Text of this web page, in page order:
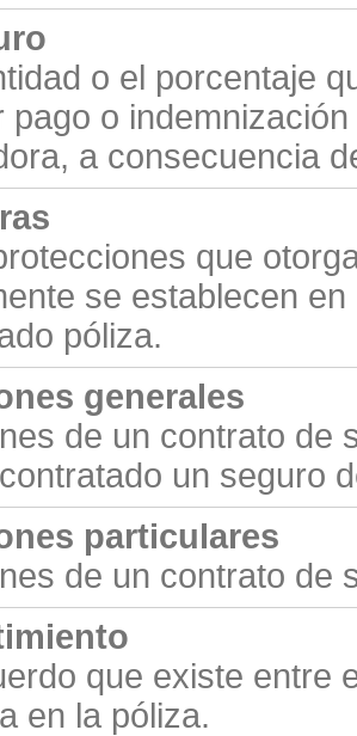
o el porcentaje
pago o
a consecuencia
que
se establecen
póliza.
generales
de un contrato de
un seguro
particulares
de un contrato de
que existe entre
en la póliza.